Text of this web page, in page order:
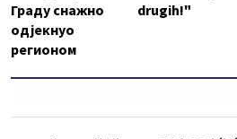
Граду снажно
одјекнуо
регионом
drugih!"